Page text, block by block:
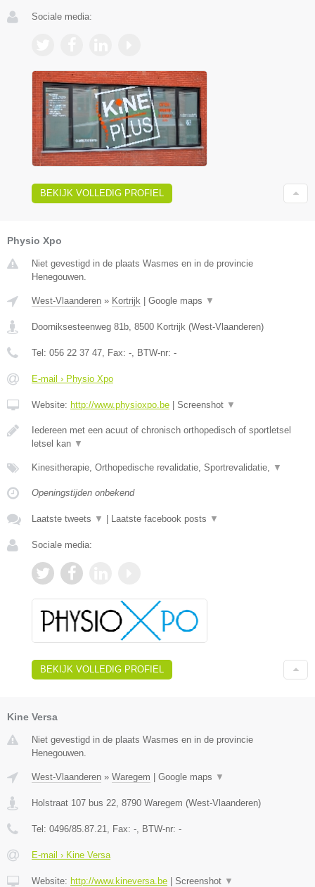
Sociale media:
BEKIJK VOLLEDIG PROFIEL
Physio Xpo
Niet gevestigd in de plaats Wasmes en in de provincie
Henegouwen.
West-Vlaanderen » Kortrijk Google maps ▼
Doorniksesteenweg 81b, 8500 Kortrijk (West-Vlaanderen)
Tel: 056 22 37 47, Fax: -, BTW-nr: -
E-mail › Physio Xpo
Website: http://www.physioxpo.be Screenshot ▼
Iedereen met een acuut of chronisch orthopedisch of sportletsel
letsel kan ▼
Kinesitherapie, Orthopedische revalidatie, Sportrevalidatie, ▼
Openingstijden onbekend
Laatste tweets ▼ Laatste facebook posts ▼
Sociale media:
BEKIJK VOLLEDIG PROFIEL
Kine Versa
Niet gevestigd in de plaats Wasmes en in de provincie
Henegouwen.
West-Vlaanderen » Waregem | Google maps ▼
Holstraat 107 bus 22 8790 Waregem (West-Vlaanderen)
Tel: 0496/85.87.21 , Fax: - , BTW-nr: -
E-mail › Kine Versa
Website: http://www.kineversa.be | Screenshot ▼